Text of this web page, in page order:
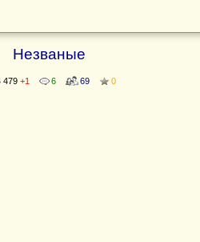
Незваные
479 +1 6 69 0